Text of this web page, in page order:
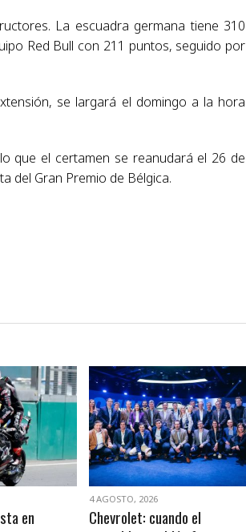
La escuadra germana tiene 310
Red Bull con 211 puntos, seguido por
se largará el domingo a la hora
que el certamen se reanudará el 26 de
del Gran Premio de Bélgica.
en
VER NOTA
4 AGOSTO, 2026
Chevrolet: cuando el